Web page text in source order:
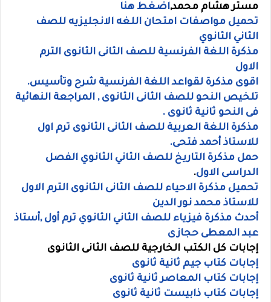
مستر هشام محمد,اضغط هنا
تحميل مواصفات امتحان اللغه الانجليزيه للصف
الثاني الثانوي
مذكرة اللغة الفرنسية للصف الثانى الثانوى الترم
الاول
اقوى مذكرة لقواعد اللغة الفرنسية شرح وتأسيس.
تلخيص النحو للصف الثانى الثانوى , المراجعة النهائية
فى النحو ثانية ثانوى .
مذكرة اللغة العربية للصف الثانى الثانوى ترم اول
للاستاذ أحمد فتحى.
حمل مذكرة التاريخ للصف الثاني الثانوي الفصل
الدراسى الاول.
تحميل مذكرة الاحياء للصف الثانى الثانوى الترم الاول
للاستاذ محمد نور الدين
أحدث مذكرة فيزياء للصف الثاني الثانوي ترم أول ,أستاذ
عبد المعطى حجازى
إجابات كل الكتب الخارجية للصف الثانى الثانوى
إجابات كتاب جيم ثانية ثانوى
إجابات كتاب المعاصر ثانية ثانوى
إجابات كتاب ذابيست ثانية ثانوى